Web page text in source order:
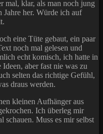
mal, klar, als man noch jung
Jahre her. Würde ich auf
eine Tüte gebaut, ein paar
noch mal gelesen und
echt komisch, ich hatte in
aber fast nie was zu
selten das richtige Gefühl,
draus werden.
kleinen Aufhänger aus
Ich überleg mir
schauen. Muss es mir selbst